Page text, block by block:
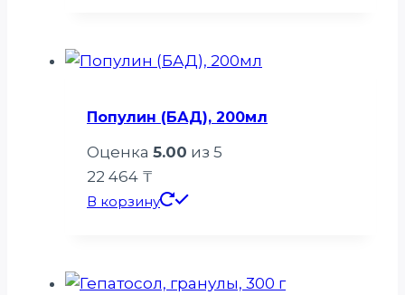
Популин (БАД), 200мл
Оценка 5.00 из 5
22 464 ₸
В корзину